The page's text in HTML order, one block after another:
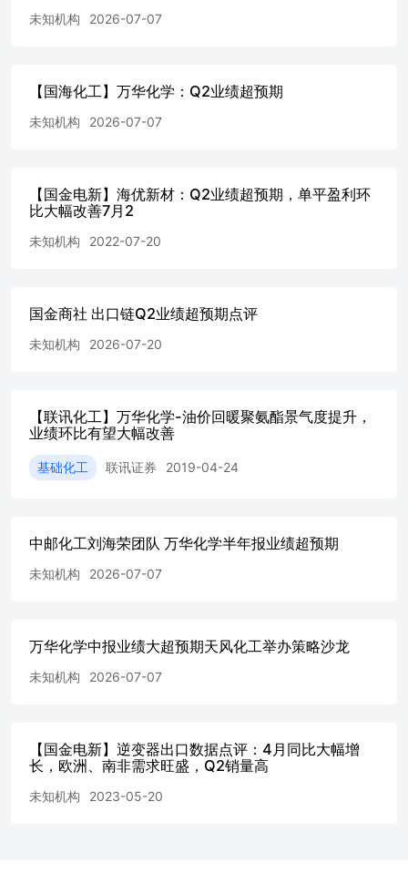
未知机构 2026-07-07
【国海化工】万华化学：Q2业绩超预期
未知机构 2026-07-07
【国金电新】海优新材：Q2业绩超预期，单平盈利环
比大幅改善7月2
未知机构 2022-07-20
国金商社 出口链Q2业绩超预期点评
未知机构 2026-07-20
【联讯化工】万华化学-油价回暖聚氨酯景气度提升，
业绩环比有望大幅改善
基础化工 联讯证券 2019-04-24
中邮化工刘海荣团队 万华化学半年报业绩超预期
未知机构 2026-07-07
万华化学中报业绩大超预期天风化工举办策略沙龙
未知机构 2026-07-07
【国金电新】逆变器出口数据点评：4月同比大幅增
长，欧洲、南非需求旺盛，Q2销量高
未知机构 2023-05-20